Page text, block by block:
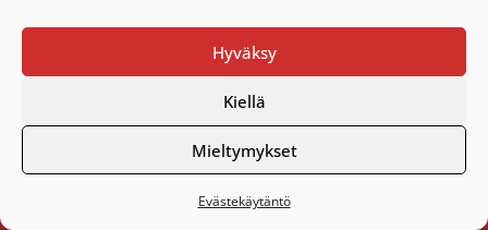
Hyväksy
Kiellä
Mieltymykset
Evästekäytäntö
Kanta-Hämeen Hengitys ry